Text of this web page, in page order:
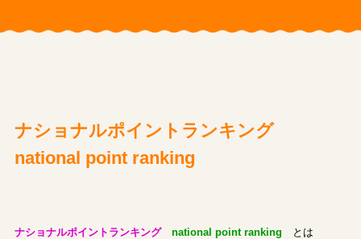
ナショナルポイントランキング
national point ranking
ナショナルポイントランキングnational point ranking とは